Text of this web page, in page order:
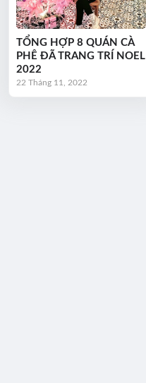
TỔNG HỢP 8 QUÁN CÀ
PHÊ ĐÃ TRANG TRÍ NOEL
2022
22 Tháng 11, 2022